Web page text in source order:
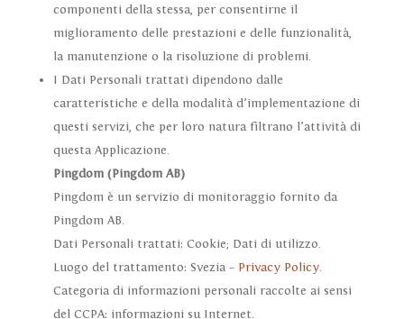
componenti della stessa, per consentirne il
miglioramento delle prestazioni e delle funzionalità,
la manutenzione o la risoluzione di problemi.
I Dati Personali trattati dipendono dalle
caratteristiche e della modalità d’implementazione di
questi servizi, che per loro natura filtrano l’attività di
questa Applicazione.
Pingdom (Pingdom AB)
Pingdom è un servizio di monitoraggio fornito da
Pingdom AB.
Dati Personali trattati: Cookie; Dati di utilizzo.
Luogo del trattamento: Svezia – Privacy Policy.
Categoria di informazioni personali raccolte ai sensi
del CCPA: informazioni su Internet.